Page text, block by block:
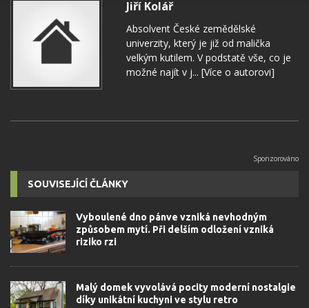
Jiří Kolář
Absolvent České zemědělské
univerzity, který je již od malička
velkým kutilem. V podstatě vše, co je
možné najít v j... [Více o autorovi]
SOUVISEJÍCÍ ČLÁNKY
Vyboulené dno pánve vzniká nevhodným
způsobem mytí. Při delším odložení vzniká
riziko rzi
Malý domek vyvolává pocity moderní nostalgie
díky unikátní kuchyni ve stylu retro